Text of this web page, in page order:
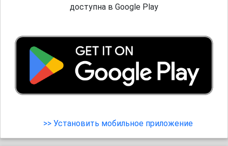
доступна в Google Play
>> Установить мобильное приложение